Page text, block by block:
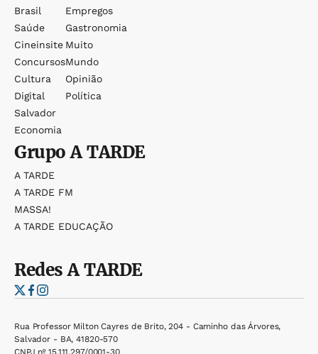
Brasil
Saúde
Cineinsite
Concursos
Cultura
Digital
Salvador
Economia
Empregos
Gastronomia
Muito
Mundo
Opinião
Política
GrupoA TARDE
A TARDE
A TARDE FM
MASSA!
A TARDE EDUCAÇÃO
RedesA TARDE
Rua Professor Milton Cayres de Brito, 204 - Caminho das Árvores,
Salvador - BA, 41820-570
CNPJ nº 15.111.297/0001-30